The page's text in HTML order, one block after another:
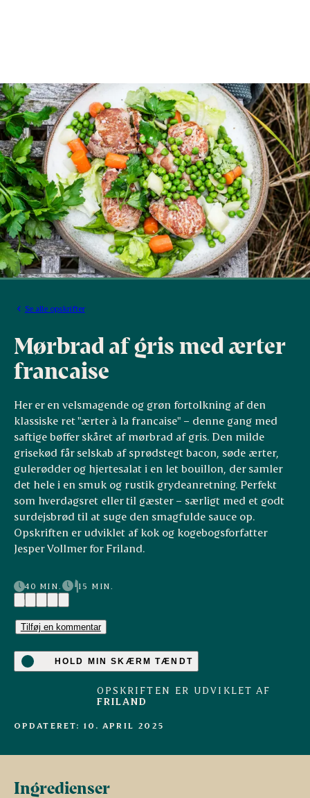
Se alle opskrifter
Mørbrad af gris med ærter
francaise
Her er en velsmagende og grøn fortolkning af den
klassiske ret "ærter à la francaise" – denne gang med
saftige bøffer skåret af mørbrad af gris. Den milde
grisekød får selskab af sprødstegt bacon, søde ærter,
gulerødder og hjertesalat i en let bouillon, der samler
det hele i en smuk og rustik grydeanretning. Perfekt
som hverdagsret eller til gæster – særligt med et godt
surdejsbrød til at suge den smagfulde sauce op.
Opskriften er udviklet af kok og kogebogsforfatter
Jesper Vollmer for Friland.
40 MIN.
15 MIN.
(1)
Tilføj en kommentar
HOLD MIN SKÆRM TÆNDT
OPSKRIFTEN ER UDVIKLET AF
FRILAND
OPDATERET: 10. APRIL 2025
Ingredienser